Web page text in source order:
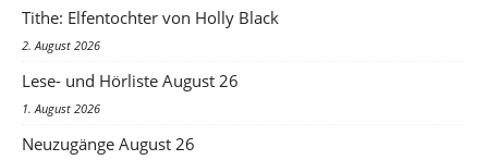
Tithe: Elfentochter von Holly Black
2. August 2026
Lese- und Hörliste August 26
1. August 2026
Neuzugänge August 26